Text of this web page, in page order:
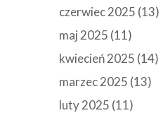
czerwiec 2025 (13)
maj 2025 (11)
kwiecień 2025 (14)
marzec 2025 (13)
luty 2025 (11)